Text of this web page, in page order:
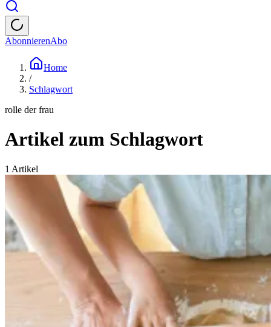
AbonnierenAbo
Home
/
Schlagwort
rolle der frau
Artikel zum Schlagwort
1 Artikel